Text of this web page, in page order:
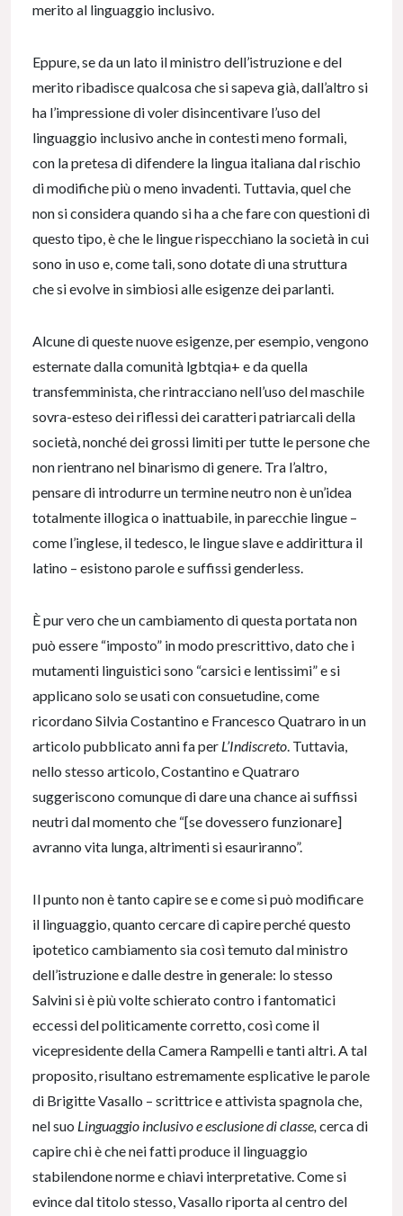
merito al linguaggio inclusivo.
Eppure, se da un lato il ministro dell’istruzione e del
merito ribadisce qualcosa che si sapeva già, dall’altro si
ha l’impressione di voler disincentivare l’uso del
linguaggio inclusivo anche in contesti meno formali,
con la pretesa di difendere la lingua italiana dal rischio
di modifiche più o meno invadenti. Tuttavia, quel che
non si considera quando si ha a che fare con questioni di
questo tipo, è che le lingue rispecchiano la società in cui
sono in uso e, come tali, sono dotate di una struttura
che si evolve in simbiosi alle esigenze dei parlanti.
Alcune di queste nuove esigenze, per esempio, vengono
esternate dalla comunità lgbtqia+ e da quella
transfemminista, che rintracciano nell’uso del maschile
sovra-esteso dei riflessi dei caratteri patriarcali della
società, nonché dei grossi limiti per tutte le persone che
non rientrano nel binarismo di genere. Tra l’altro,
pensare di introdurre un termine neutro non è un’idea
totalmente illogica o inattuabile, in parecchie lingue –
come l’inglese, il tedesco, le lingue slave e addirittura il
latino – esistono parole e suffissi genderless.
È pur vero che un cambiamento di questa portata non
può essere “imposto” in modo prescrittivo, dato che i
mutamenti linguistici sono “carsici e lentissimi” e si
applicano solo se usati con consuetudine, come
ricordano Silvia Costantino e Francesco Quatraro in un
articolo pubblicato anni fa per L’Indiscreto. Tuttavia,
nello stesso articolo, Costantino e Quatraro
suggeriscono comunque di dare una chance ai suffissi
neutri dal momento che “[se dovessero funzionare]
avranno vita lunga, altrimenti si esauriranno”.
Il punto non è tanto capire se e come si può modificare
il linguaggio, quanto cercare di capire perché questo
ipotetico cambiamento sia così temuto dal ministro
dell’istruzione e dalle destre in generale: lo stesso
Salvini si è più volte schierato contro i fantomatici
eccessi del politicamente corretto, così come il
vicepresidente della Camera Rampelli e tanti altri. A tal
proposito, risultano estremamente esplicative le parole
di Brigitte Vasallo – scrittrice e attivista spagnola che,
nel suo Linguaggio inclusivo e esclusione di classe,cerca di
capire chi è che nei fatti produce il linguaggio
stabilendone norme e chiavi interpretative. Come si
evince dal titolo stesso, Vasallo riporta al centro del